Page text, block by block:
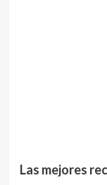
Las mejores